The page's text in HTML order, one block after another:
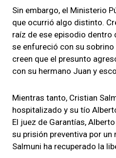
Sin embargo, el Ministerio
que ocurrió algo distinto.
raíz de ese episodio dentro
se enfureció con su sobrino
creen que el presunto
con su hermano Juan y
Mientras tanto, Cristian
hospitalizado y su tío
El juez de Garantías,
su prisión preventiva por un
Salmuni ha recuperado la